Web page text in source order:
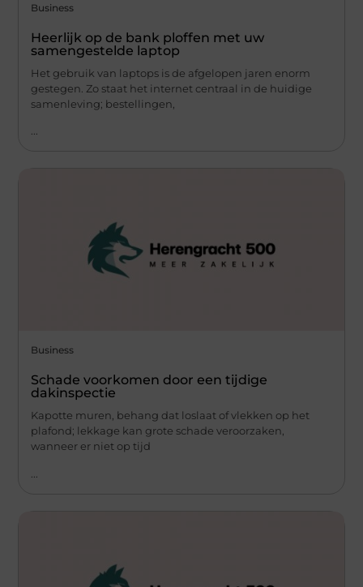
Business
Heerlijk op de bank ploffen met uw
samengestelde laptop
Het gebruik van laptops is de afgelopen jaren enorm
gestegen. Zo staat het internet centraal in de huidige
samenleving; bestellingen,
Business
Schade voorkomen door een tijdige
dakinspectie
Kapotte muren, behang dat loslaat of vlekken op het
plafond; lekkage kan grote schade veroorzaken,
wanneer er niet op tijd